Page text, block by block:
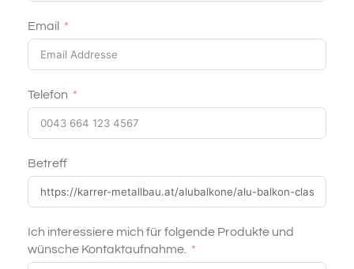
Email
Telefon
Betreff
Ich interessiere mich für folgende Produkte und
wünsche Kontaktaufnahme.